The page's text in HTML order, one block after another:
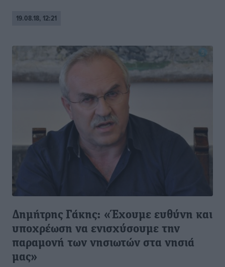
19.08.18, 12:21
Δημήτρης Γάκης: «Έχουμε ευθύνη και
υποχρέωση να ενισχύσουμε την
παραμονή των νησιωτών στα νησιά
μας»